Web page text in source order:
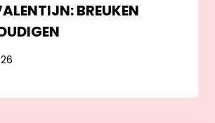
BREUKEN